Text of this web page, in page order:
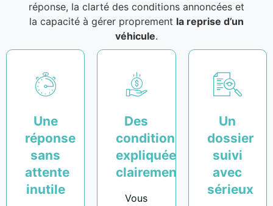
réponse, la clarté des conditions annoncées et
la capacité à gérer proprement la reprise d’un
véhicule.
Une
réponse
sans
attente
inutile
Des
conditions
expliquées
clairement
Vous
Un
dossier
suivi
avec
sérieux